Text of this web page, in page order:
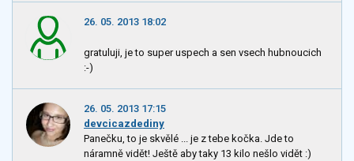
26. 05. 2013 18:02
gratuluji, je to super uspech a sen vsech hubnoucich
:-)
26. 05. 2013 17:15
devcicazdediny
Panečku, to je skvělé ... je z tebe kočka. Jde to
náramně vidět! Ještě aby taky 13 kilo nešlo vidět :)